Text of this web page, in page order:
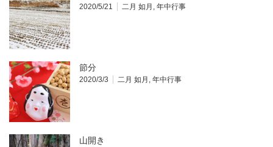
2020/5/21 二月 如月 年中行事
節分
2020/3/3 二月 如月 年中行事
山開き